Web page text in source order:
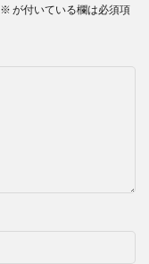
※ が付いている欄は必須項